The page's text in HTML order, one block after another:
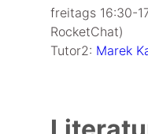
freitags 16:30-
RocketChat)
Tutor2: Marek